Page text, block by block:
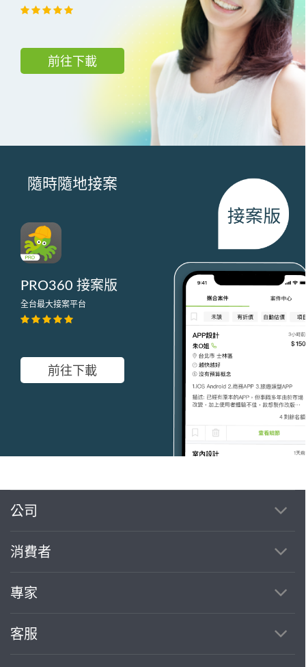
前往下載
隨時隨地接案
PRO360 接案版
全台最大接案平台
前往下載
公司
消費者
專家
客服
繼續完成